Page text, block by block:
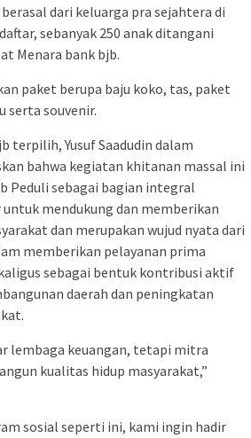
dari keluarga pra sejahtera di
sebanyak 250 anak ditangani
Menara bank bjb.
paket berupa baju koko, tas, paket
serta souvenir.
terpilih, Yusuf Saadudin dalam
bahwa kegiatan khitanan massal ini
Peduli sebagai bagian integral
mendukung dan memberikan
dan merupakan wujud nyata dari
memberikan pelayanan prima
sebagai bentuk kontribusi aktif
daerah dan peningkatan
lembaga keuangan, tetapi mitra
kualitas hidup masyarakat,”
sosial seperti ini, kami ingin hadir